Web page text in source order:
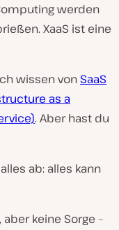
werden
XaaS ist eine
wissen von SaaS
as a
. Aber hast du
ab: alles kann
keine Sorge –